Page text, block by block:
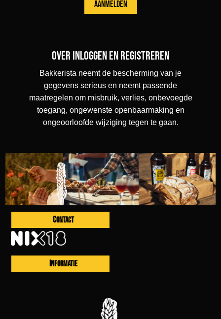
Over inloggen en registreren
Bakkerista neemt de bescherming van je
gegevens serieus en neemt passende
maatregelen om misbruik, verlies, onbevoegde
toegang, ongewenste openbaarmaking en
ongeoorloofde wijziging tegen te gaan.
CONTACT
INFORMATIE